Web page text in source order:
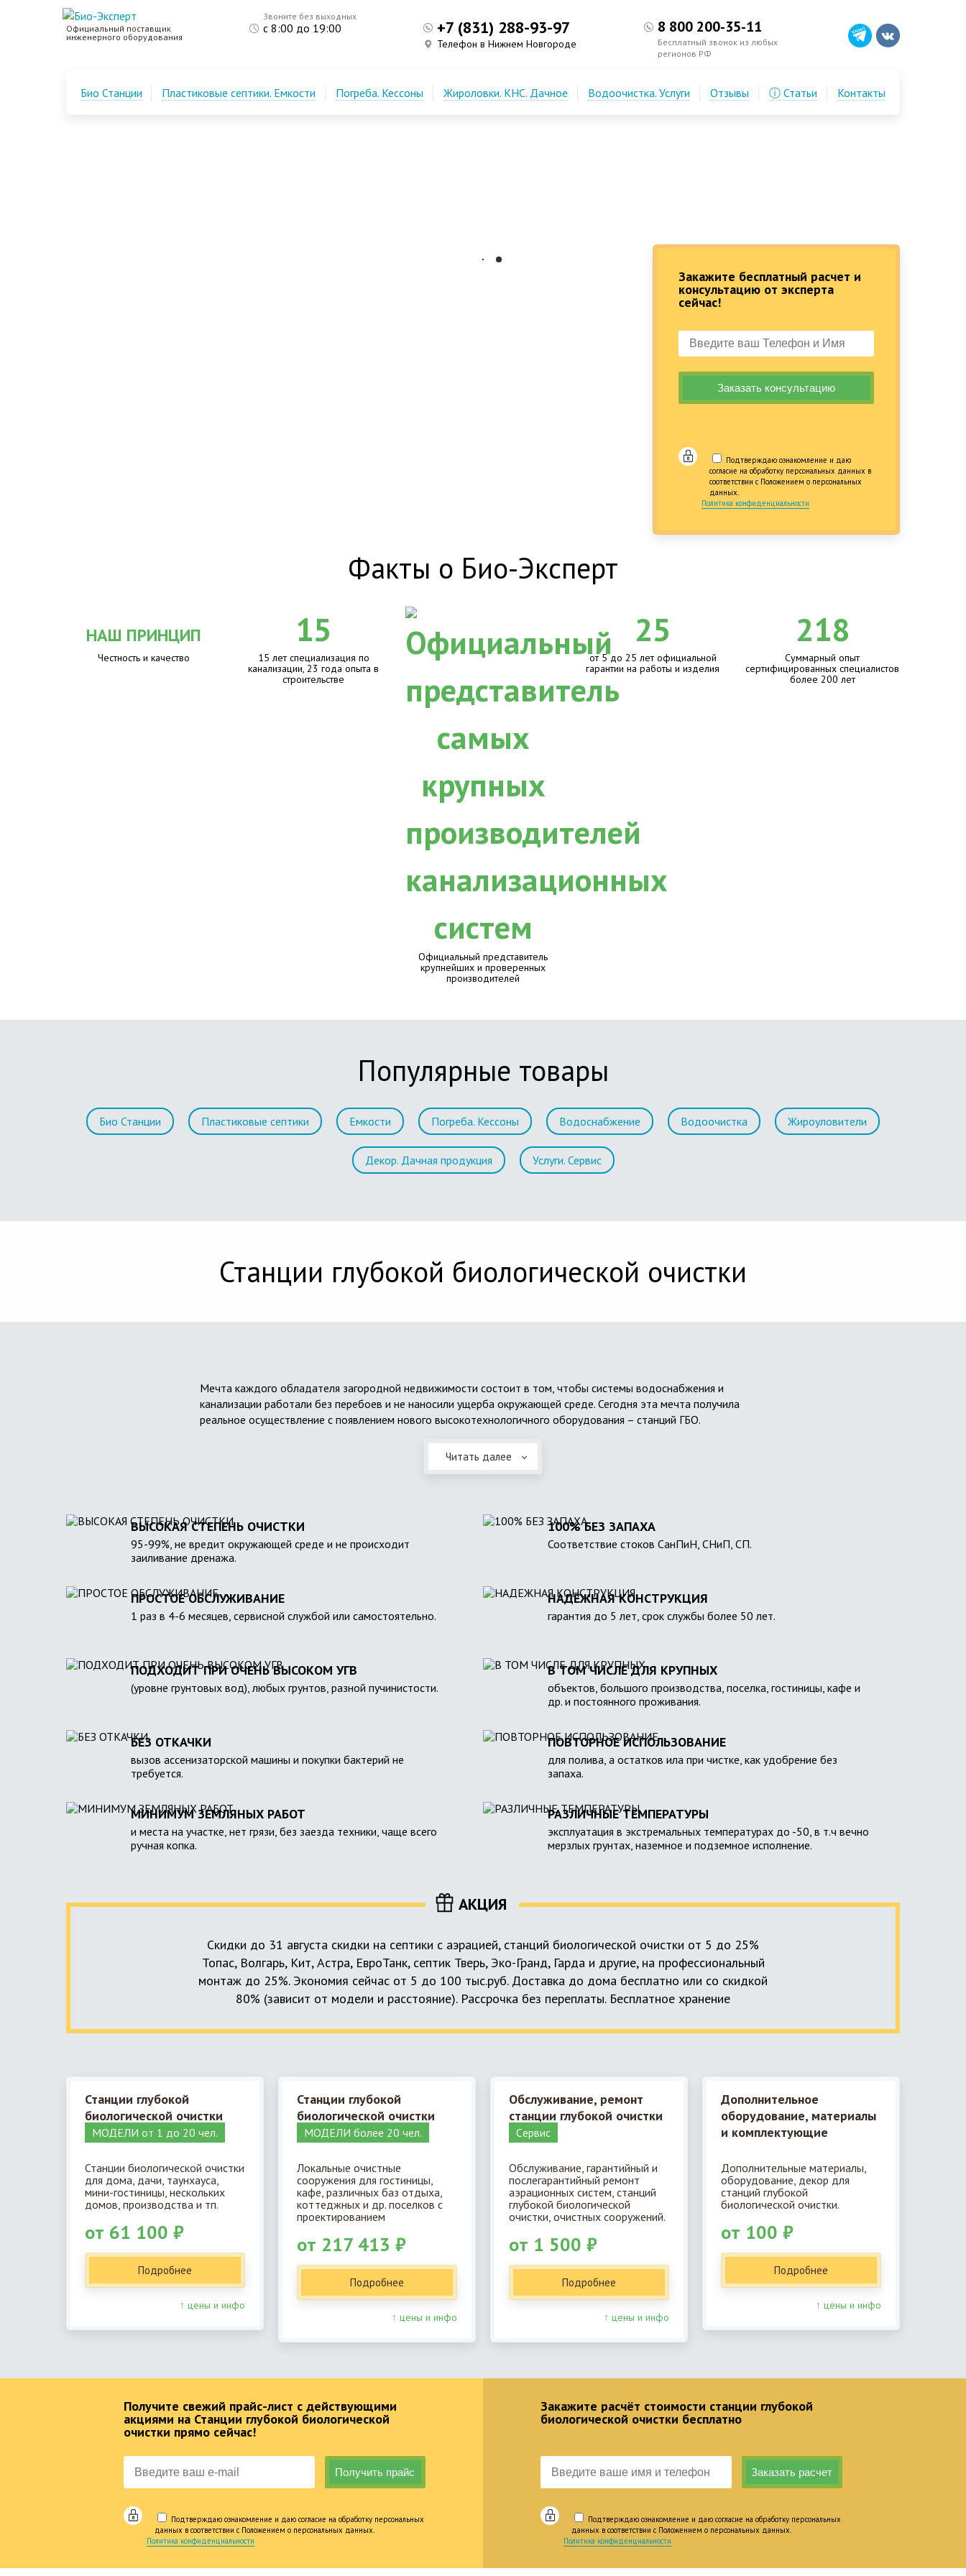
Закажите бесплатный расчет и
консультацию от эксперта
сейчас!
Подтверждаю ознакомление и даю
согласие на обработку персональных данных в
соответствии с Положением о персональных
данных.
Политика конфиденциальности
Официальный поставщик
инженерного оборудования
Звоните без выходных
с 8:00 до 19:00 +7 (831) 288-93-97
Телефон в Нижнем Новгороде
8 800 200-35-11
Бесплатный звонок из любых
регионов РФ
Био Станции Пластиковые септики. Емкости Погреба. Кессоны Жироловки. КНС. Дачное Водоочистка. Услуги Отзывы ⓘ Статьи Контакты
Факты о Био-Эксперт
НАШ ПРИНЦИП
Честность и качество
15
15 лет специализация по
канализации, 23 года опыта в
строительстве
Официальный представитель
крупнейших и проверенных
производителей
25
от 5 до 25 лет официальной
гарантии на работы и изделия
218
Суммарный опыт
сертифицированных специалистов
более 200 лет
Популярные товары
Био Станции Пластиковые септики Емкости Погреба. Кессоны Водоснабжение Водоочистка Жироуловители
Декор. Дачная продукция Услуги. Сервис
Станции глубокой биологической очистки
Мечта каждого обладателя загородной недвижимости состоит в том, чтобы системы водоснабжения и
канализации работали без перебоев и не наносили ущерба окружающей среде. Сегодня эта мечта получила
реальное осуществление с появлением нового высокотехнологичного оборудования – станций ГБО.
Читать далее
ВЫСОКАЯ СТЕПЕНЬ ОЧИСТКИ
95-99%, не вредит окружающей среде и не происходит
заиливание дренажа.
100% БЕЗ ЗАПАХА
Соответствие стоков СанПиН, СНиП, СП.
ПРОСТОЕ ОБСЛУЖИВАНИЕ
1 раз в 4-6 месяцев, сервисной службой или самостоятельно.
НАДЕЖНАЯ КОНСТРУКЦИЯ
гарантия до 5 лет, срок службы более 50 лет.
ПОДХОДИТ ПРИ ОЧЕНЬ ВЫСОКОМ УГВ
(уровне грунтовых вод), любых грунтов, разной пучинистости.
В ТОМ ЧИСЛЕ ДЛЯ КРУПНЫХ
объектов, большого производства, поселка, гостиницы, кафе и
др. и постоянного проживания.
БЕЗ ОТКАЧКИ
вызов ассенизаторской машины и покупки бактерий не
требуется.
ПОВТОРНОЕ ИСПОЛЬЗОВАНИЕ
для полива, а остатков ила при чистке, как удобрение без
запаха.
МИНИМУМ ЗЕМЛЯНЫХ РАБОТ
и места на участке, нет грязи, без заезда техники, чаще всего
ручная копка.
РАЗЛИЧНЫЕ ТЕМПЕРАТУРЫ
эксплуатация в экстремальных температурах до -50, в т.ч вечно
мерзлых грунтах, наземное и подземное исполнение.
АКЦИЯ
Скидки до 31 августа скидки на септики с аэрацией, станций биологической очистки от 5 до 25%
Топас, Волгарь, Кит, Астра, ЕвроТанк, септик Тверь, Эко-Гранд, Гарда и другие, на профессиональный
монтаж до 25%. Экономия сейчас от 5 до 100 тыс.руб. Доставка до дома бесплатно или со скидкой
80% (зависит от модели и расстояние). Рассрочка без переплаты. Бесплатное хранение
Станции глубокой
биологической очистки
МОДЕЛИ от 1 до 20 чел.
Станции биологической очистки
для дома, дачи, таунхауса,
мини-гостиницы, нескольких
домов, производства и тп.
от 61 100 ₽
Подробнее
↑ цены и инфо
Станции глубокой
биологической очистки
МОДЕЛИ более 20 чел.
Локальные очистные
сооружения для гостиницы,
кафе, различных баз отдыха,
коттеджных и др. поселков с
проектированием
от 217 413 ₽
Подробнее
↑ цены и инфо
Обслуживание, ремонт
станции глубокой очистки
Cервис
Обслуживание, гарантийный и
послегарантийный ремонт
аэрационных систем, станций
глубокой биологической
очистки, очистных сооружений.
от 1 500 ₽
Подробнее
↑ цены и инфо
Дополнительное
оборудование, материалы
и комплектующие
Дополнительные материалы,
оборудование, декор для
станций глубокой
биологической очистки.
от 100 ₽
Подробнее
↑ цены и инфо
Получите свежий прайс-лист с действующими
акциями на Станции глубокой биологической
очистки прямо сейчас!
Подтверждаю ознакомление и даю согласие на обработку персональных
данных в соответствии с Положением о персональных данных.
Политика конфиденциальности
Закажите расчёт стоимости станции глубокой
биологической очистки бесплатно
Подтверждаю ознакомление и даю согласие на обработку персональных
данных в соответствии с Положением о персональных данных.
Политика конфиденциальности